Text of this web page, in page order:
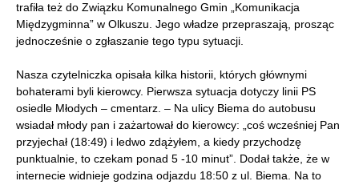
trafiła też do Związku Komunalnego Gmin „Komunikacja
Międzygminna” w Olkuszu. Jego władze przepraszają, prosząc
jednocześnie o zgłaszanie tego typu sytuacji.
Nasza czytelniczka opisała kilka historii, których głównymi
bohaterami byli kierowcy. Pierwsza sytuacja dotyczy linii PS
osiedle Młodych – cmentarz. – Na ulicy Biema do autobusu
wsiadał młody pan i zażartował do kierowcy: „coś wcześniej Pan
przyjechał (18:49) i ledwo zdążyłem, a kiedy przychodzę
punktualnie, to czekam ponad 5 -10 minut”. Dodał także, że w
internecie widnieje godzina odjazdu 18:50 z ul. Biema. Na to